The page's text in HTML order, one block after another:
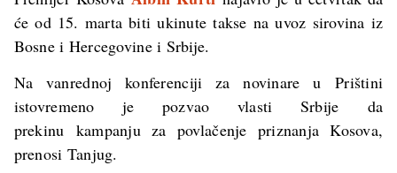
će od 15. marta biti ukinute takse na uvoz sirovina iz
Bosne i Hercegovine i Srbije.
Na vanrednoj konferenciji za novinare u Prištini
istovremeno je pozvao vlasti Srbije da
prekinu kampanju za povlačenje priznanja Kosova,
prenosi Tanjug.